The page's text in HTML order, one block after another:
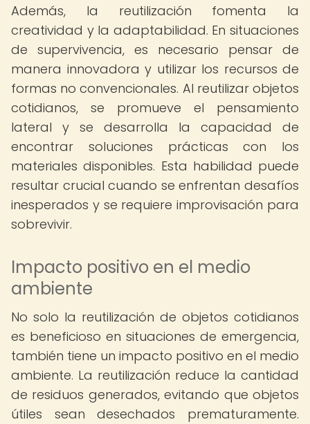
Además, la reutilización fomenta la
creatividad y la adaptabilidad. En situaciones
de supervivencia, es necesario pensar de
manera innovadora y utilizar los recursos de
formas no convencionales. Al reutilizar objetos
cotidianos, se promueve el pensamiento
lateral y se desarrolla la capacidad de
encontrar soluciones prácticas con los
materiales disponibles. Esta habilidad puede
resultar crucial cuando se enfrentan desafíos
inesperados y se requiere improvisación para
sobrevivir.
Impacto positivo en el medio
ambiente
No solo la reutilización de objetos cotidianos
es beneficioso en situaciones de emergencia,
también tiene un impacto positivo en el medio
ambiente. La reutilización reduce la cantidad
de residuos generados, evitando que objetos
útiles sean desechados prematuramente.